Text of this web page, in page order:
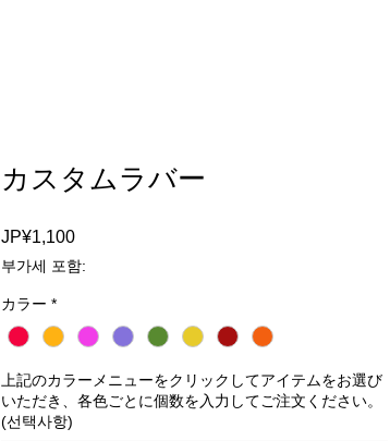
カスタムラバー
JP¥1,100가
격
부가세 포함:
カラー *
上記のカラーメニューをクリックしてアイテムをお選び
いただき、各色ごとに個数を入力してご注文ください。
(선택사항)